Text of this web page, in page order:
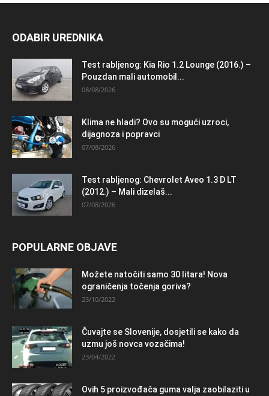
ODABIR UREDNIKA
Test rabljenog: Kia Rio 1.2 Lounge (2016.) –
Pouzdan mali automobil...
08/08/2026
Klima ne hladi? Ovo su mogući uzroci,
dijagnoza i popravci
07/08/2026
Test rabljenog: Chevrolet Aveo 1.3 D LT
(2012.) – Mali dizelaš...
07/08/2026
POPULARNE OBJAVE
Možete natočiti samo 30 litara! Nova
ograničenja točenja goriva?
23/10/2022
Čuvajte se Slovenije, dosjetili se kako da
uzmu još novca vozačima!
23/04/2022
Ovih 5 proizvođača guma valja zaobilaziti u